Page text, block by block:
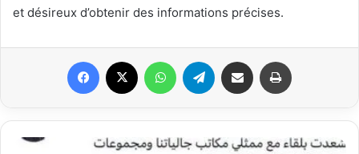
et désireux d’obtenir des informations précises.
Facebook WhatsAppTelegram Partager par email